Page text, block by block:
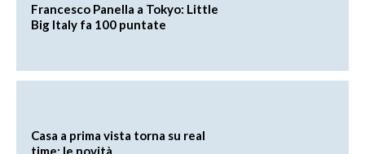
Francesco Panella a Tokyo: Little
Big Italy fa 100 puntate
Casa a prima vista torna su real
time: le novità